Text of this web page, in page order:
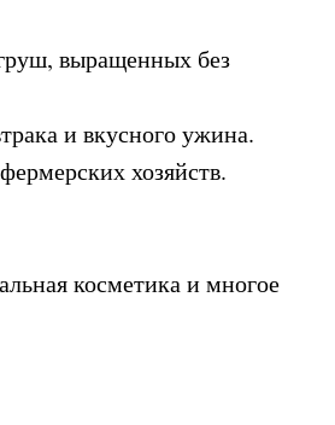
выращенных без
и вкусного ужина.
хозяйств.
косметика и многое